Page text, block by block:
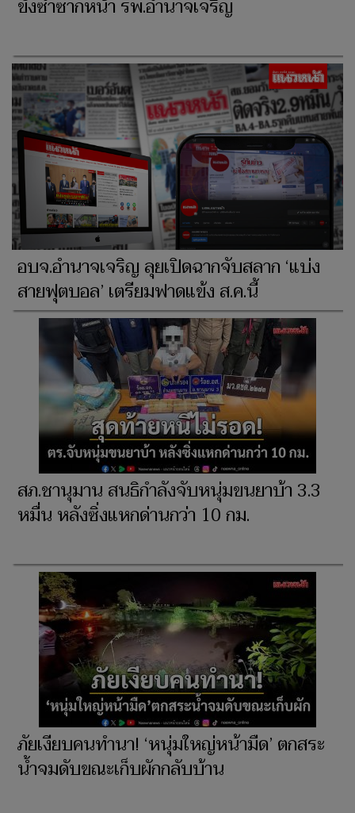
ขังซ้ำซากหน้า รพ.อำนาจเจริญ
อบจ.อำนาจเจริญ ลุยเปิดฉากจับสลาก ‘แบ่ง
สายฟุตบอล’ เตรียมฟาดแข้ง ส.ค.นี้
สภ.ชานุมาน สนธิกำลังจับหนุ่มขนยาบ้า 3.3
หมื่น หลังซิ่งแหกด่านกว่า 10 กม.
ภัยเงียบคนทำนา! ‘หนุ่มใหญ่หน้ามืด’ ตกสระ
น้ำจมดับขณะเก็บผักกลับบ้าน